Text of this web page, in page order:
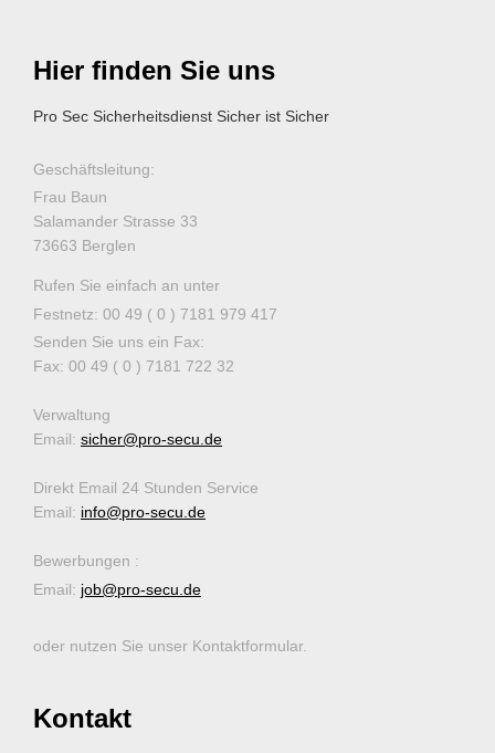
Hier finden Sie uns
Pro Sec Sicherheitsdienst Sicher ist Sicher
Geschäftsleitung:
Frau Baun
Salamander Strasse 33
73663 Berglen
Rufen Sie einfach an unter
Festnetz: 00 49 ( 0 ) 7181 979 417
Senden Sie uns ein Fax:
Fax: 00 49 ( 0 ) 7181 722 32
Verwaltung
Email: sicher@pro-secu.de
Direkt Email 24 Stunden Service
Email: info@pro-secu.de
Bewerbungen :
Email: job@pro-secu.de
oder nutzen Sie unser Kontaktformular.
Kontakt